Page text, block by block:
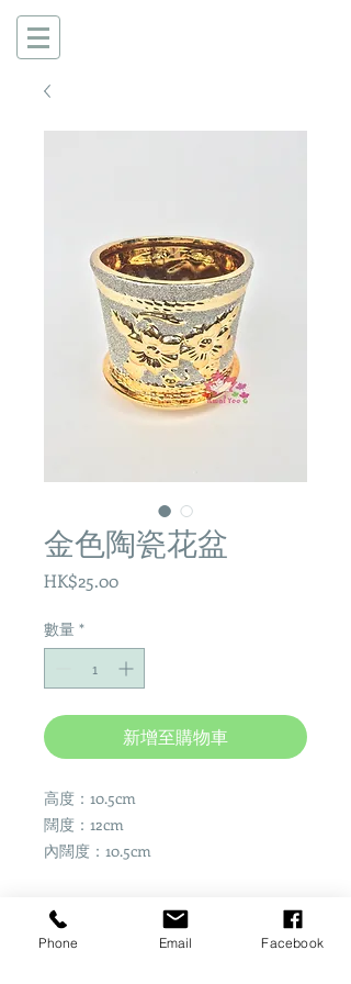
金色陶瓷花盆
HK$25.00價
數量 *
新增至購物車
高度：10.5cm
闊度：12cm
內闊度：10.5cm
Phone Email Facebook